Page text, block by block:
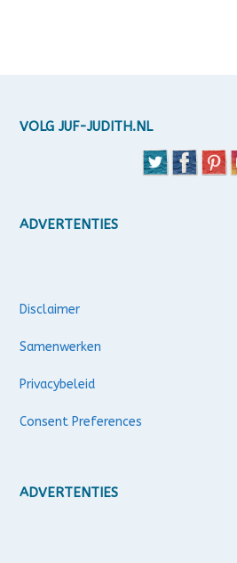
VOLG JUF-JUDITH.NL
ADVERTENTIES
Disclaimer
Samenwerken
Privacybeleid
Consent Preferences
ADVERTENTIES